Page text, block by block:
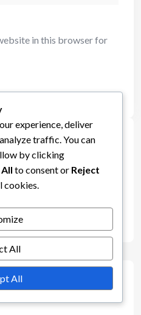
in this browser for
experience, deliver
traffic. You can
by clicking
to consent or Reject
cookies.
All
All